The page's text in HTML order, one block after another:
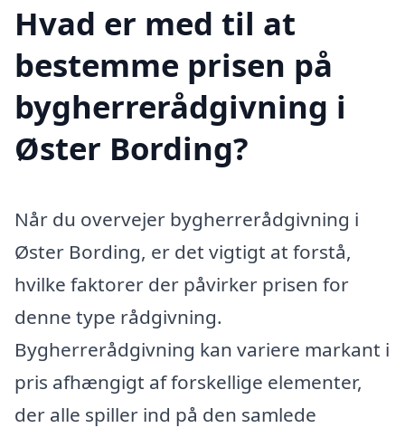
Hvad er med til at
bestemme prisen på
bygherrerådgivning i
Øster Bording?
Når du overvejer bygherrerådgivning i
Øster Bording, er det vigtigt at forstå,
hvilke faktorer der påvirker prisen for
denne type rådgivning.
Bygherrerådgivning kan variere markant i
pris afhængigt af forskellige elementer,
der alle spiller ind på den samlede